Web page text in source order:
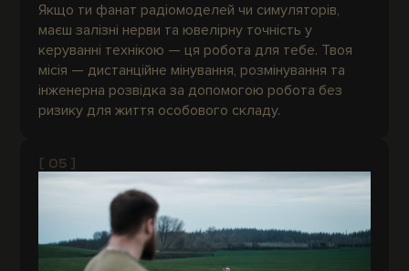
Якщо ти фанат радіомоделей чи симуляторів,
маєш залізні нерви та ювелірну точність у
керуванні технікою — ця робота для тебе. Твоя
місія — дистанційне мінування, розмінування та
інженерна розвідка за допомогою робота без
ризику для життя особового складу.
[ 05 ]